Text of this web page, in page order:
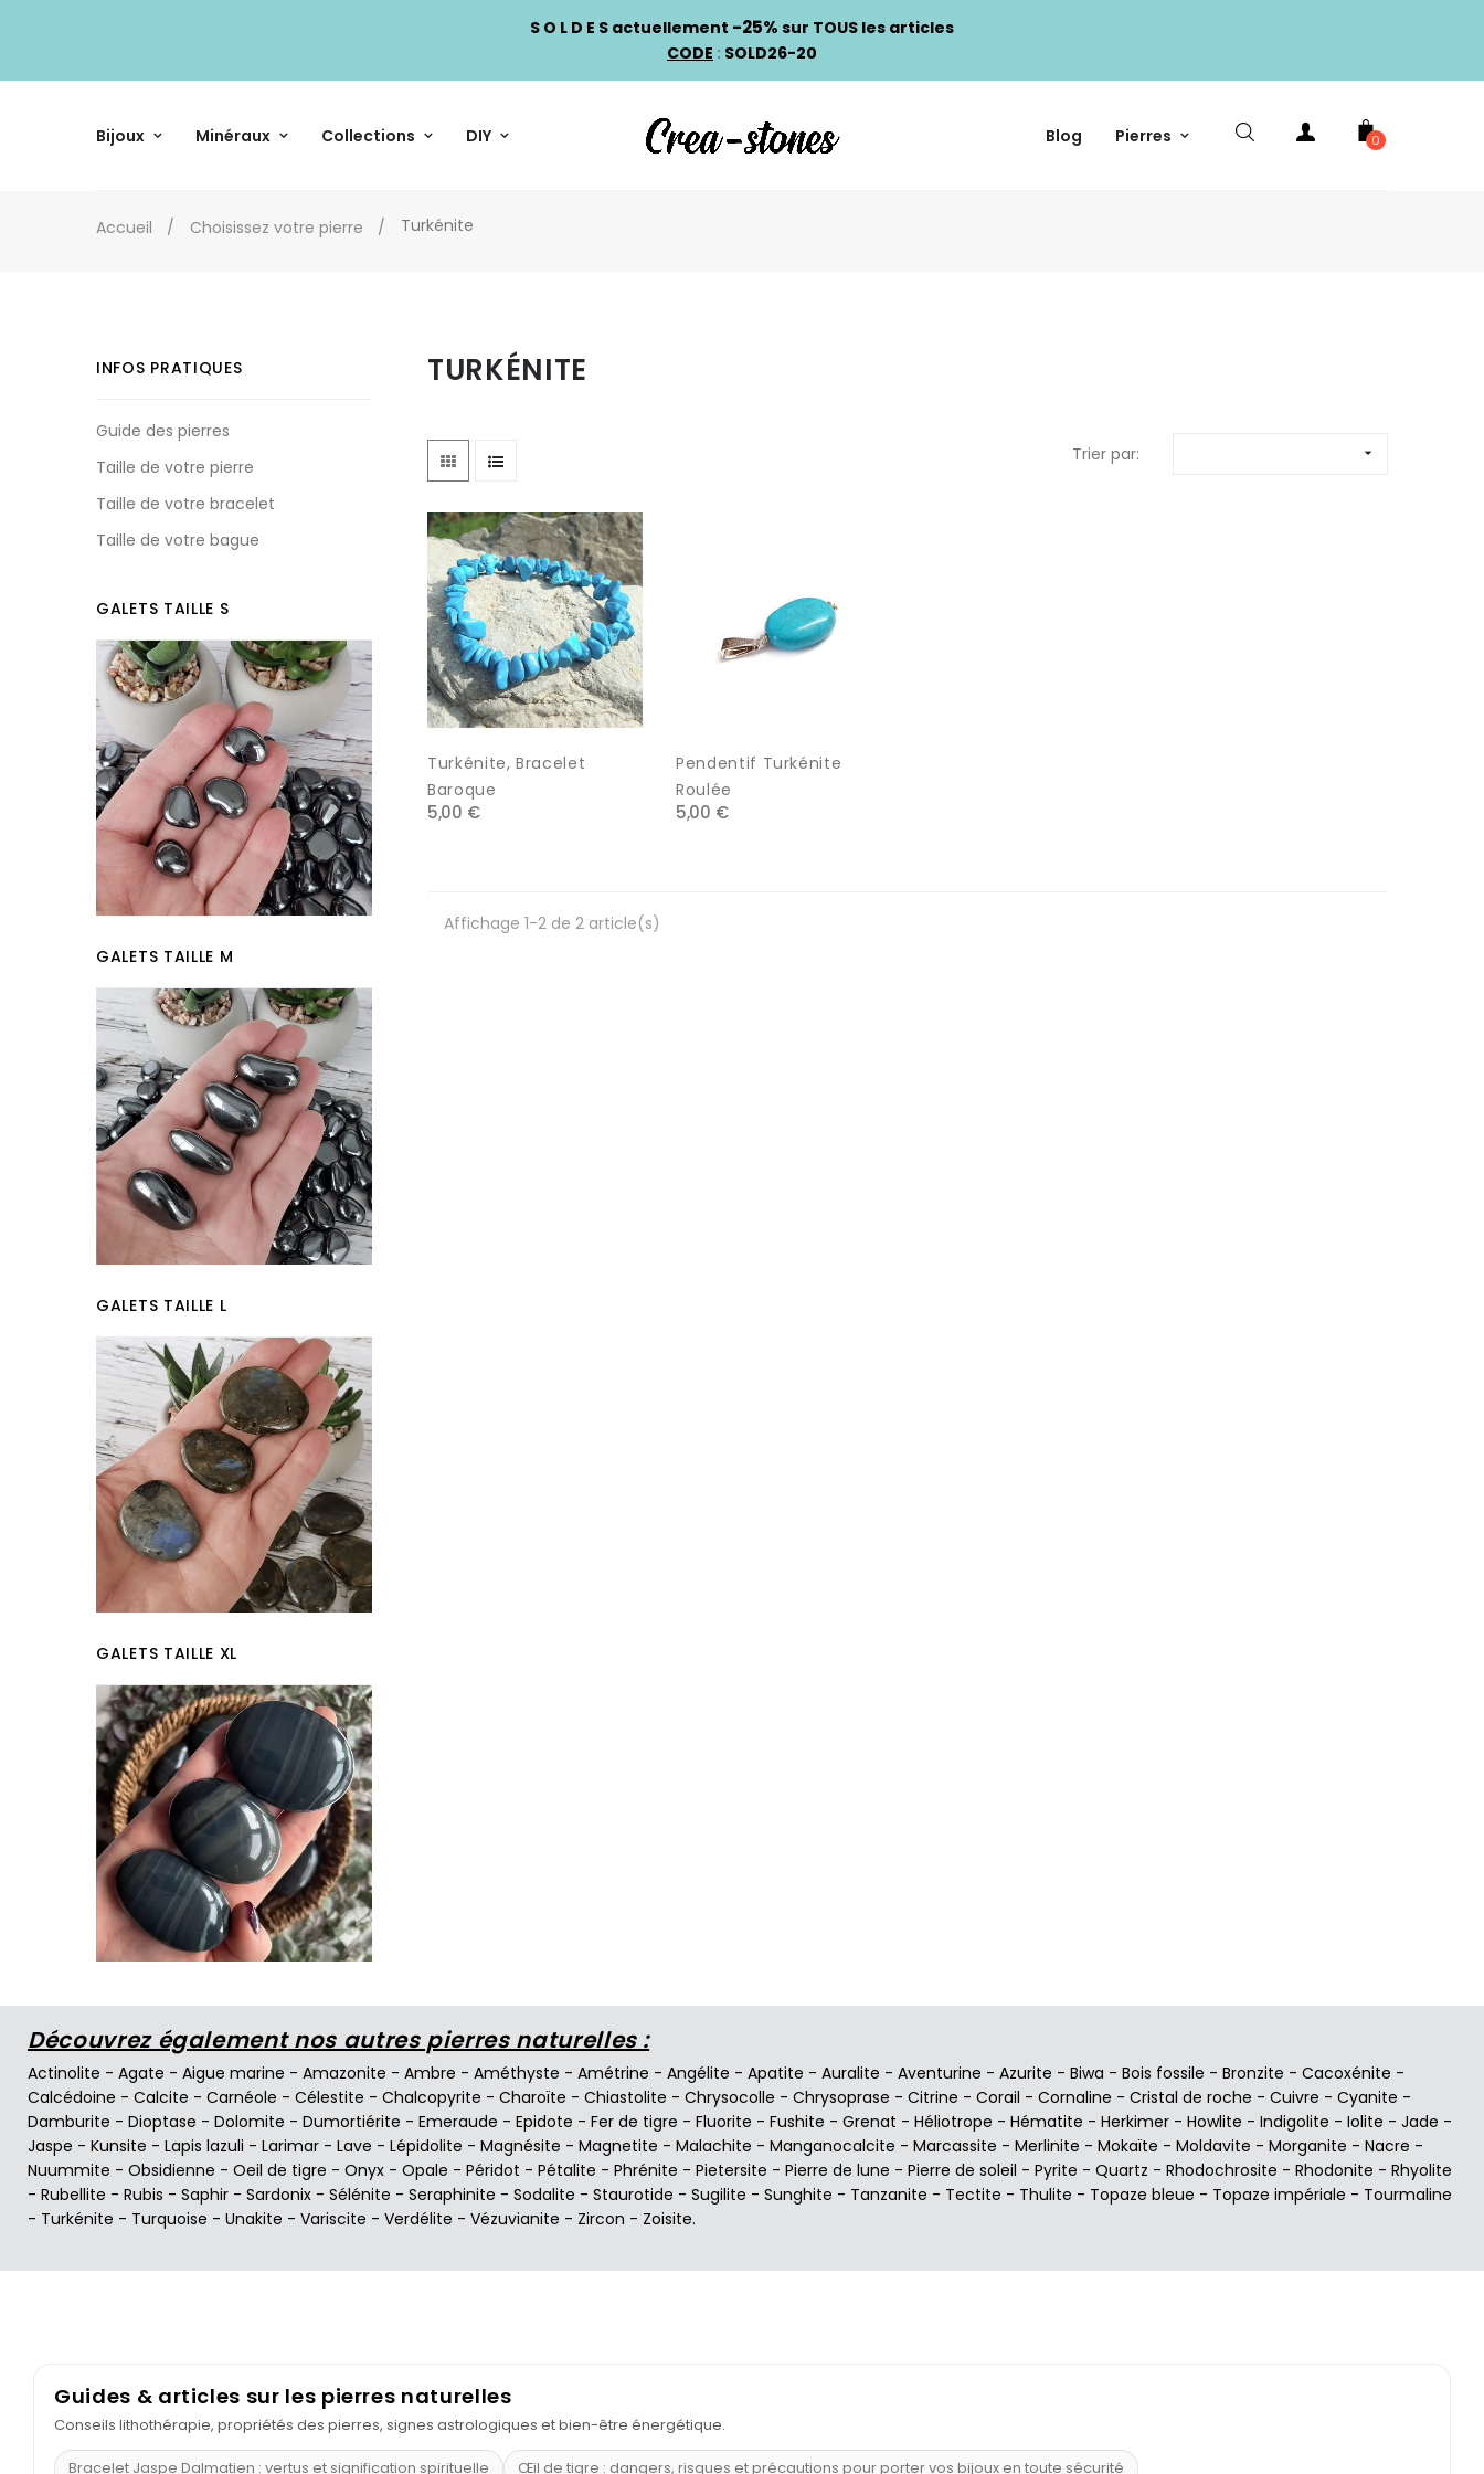
S O L D E S actuellement -25% sur TOUS les articles
CODE : SOLD26-20
Bijoux Minéraux Collections DIY Blog Pierres 0
Accueil Choisissez votre pierre Turkénite
INFOS PRATIQUES
Guide des pierres
Taille de votre pierre
Taille de votre bracelet
Taille de votre bague
GALETS TAILLE S
GALETS TAILLE M
GALETS TAILLE L
GALETS TAILLE XL
TURKÉNITE
Trier par: 
Turkénite, Bracelet
Baroque
5,00 €
Pendentif Turkénite
Roulée
5,00 €
Affichage 1-2 de 2 article(s)
Découvrez également nos autres pierres naturelles :
Actinolite - Agate - Aigue marine - Amazonite - Ambre - Améthyste - Amétrine - Angélite - Apatite - Auralite - Aventurine - Azurite - Biwa - Bois fossile - Bronzite - Cacoxénite -
Calcédoine - Calcite - Carnéole - Célestite - Chalcopyrite - Charoïte - Chiastolite - Chrysocolle - Chrysoprase - Citrine - Corail - Cornaline - Cristal de roche - Cuivre - Cyanite -
Damburite - Dioptase - Dolomite - Dumortiérite - Emeraude - Epidote - Fer de tigre - Fluorite - Fushite - Grenat - Héliotrope - Hématite - Herkimer - Howlite - Indigolite - Iolite - Jade -
Jaspe - Kunsite - Lapis lazuli - Larimar - Lave - Lépidolite - Magnésite - Magnetite - Malachite - Manganocalcite - Marcassite - Merlinite - Mokaïte - Moldavite - Morganite - Nacre -
Nuummite - Obsidienne - Oeil de tigre - Onyx - Opale - Péridot - Pétalite - Phrénite - Pietersite - Pierre de lune - Pierre de soleil - Pyrite - Quartz - Rhodochrosite - Rhodonite - Rhyolite
- Rubellite - Rubis - Saphir - Sardonix - Sélénite - Seraphinite - Sodalite - Staurotide - Sugilite - Sunghite - Tanzanite - Tectite - Thulite - Topaze bleue - Topaze impériale - Tourmaline
- Turkénite - Turquoise - Unakite - Variscite - Verdélite - Vézuvianite - Zircon - Zoisite.
Guides & articles sur les pierres naturelles
Conseils lithothérapie, propriétés des pierres, signes astrologiques et bien-être énergétique.
Bracelet Jaspe Dalmatien : vertus et signification spirituelle
Œil de tigre : dangers, risques et précautions pour porter vos bijoux en toute sécurité